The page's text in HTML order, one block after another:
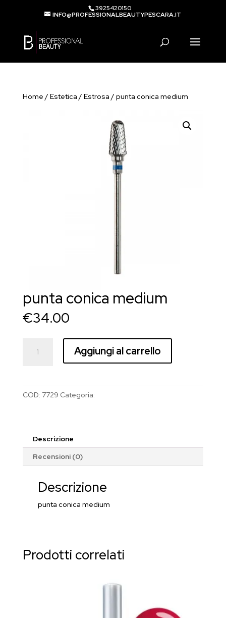
3925420150
INFO@PROFESSIONALBEAUTYPESCARA.IT
search
Home / Estetica / Estrosa / punta conica medium
punta conica medium
€34.00
conica
Aggiungi al carrello
COD: 7729 Categoria:
Descrizione
Recensioni (0)
Descrizione
punta conica medium
Prodotti correlati